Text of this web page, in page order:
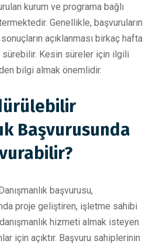
kurum ve programa bağlı
Genellikle, başvuruların
açıklanması birkaç hafta
sürebilir. Kesin süreler için ilgili
bilgi almak önemlidir.
Başvurusunda
başvurusu,
proje geliştiren, işletme sahibi
hizmeti almak isteyen
için açıktır. Başvuru sahiplerinin